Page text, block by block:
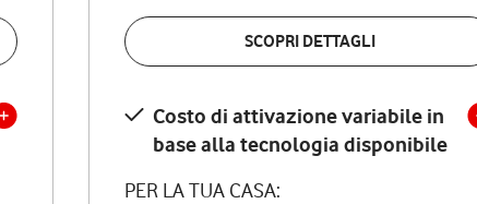
SCOPRI DETTAGLI
Costo di attivazione variabile in
base alla tecnologia disponibile
PER LA TUA CASA: